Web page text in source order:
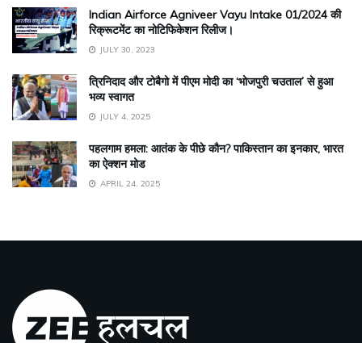
Indian Airforce Agniveer Vayu Intake 01/2024 की
रिक्रूटमेंट का नोटिफिकेशन रिलीज।
JULY 30, 2023
त्रिनिदाद और टोबैगो में पीएम मोदी का ‘भोजपुरी चउताल’ से हुआ
भव्य स्वागत
JULY 4, 2025
पहलगाम हमला: आतंक के पीछे कौन? पाकिस्तान का इनकार, भारत
का ऐक्शन मोड
APRIL 24, 2025